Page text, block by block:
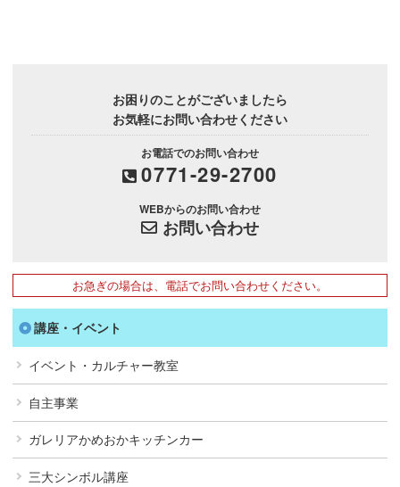
お困りのことがございましたら
お気軽にお問い合わせください
お電話でのお問い合わせ
0771-29-2700
WEBからのお問い合わせ
お問い合わせ
お急ぎの場合は、電話でお問い合わせください。
講座・イベント
イベント・カルチャー教室
自主事業
ガレリアかめおかキッチンカー
三大シンボル講座